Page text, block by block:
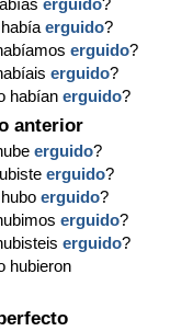
erguido?
habíaerguido?
erguido?
erguido?
habíanerguido?
anterior
erguido?
erguido?
huboerguido?
erguido?
erguido?
hubieron